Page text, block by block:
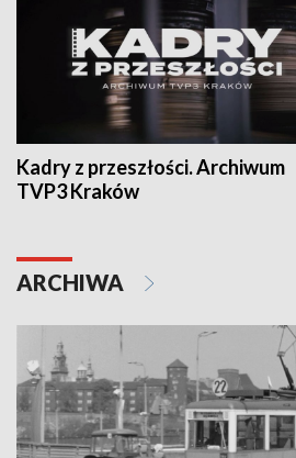
Kadry z przeszłości. Archiwum
TVP3 Kraków
ARCHIWA